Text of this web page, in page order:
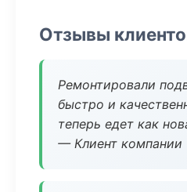
Отзывы
Ремонтировали
быстро и
теперь едет как
— Клиент компании